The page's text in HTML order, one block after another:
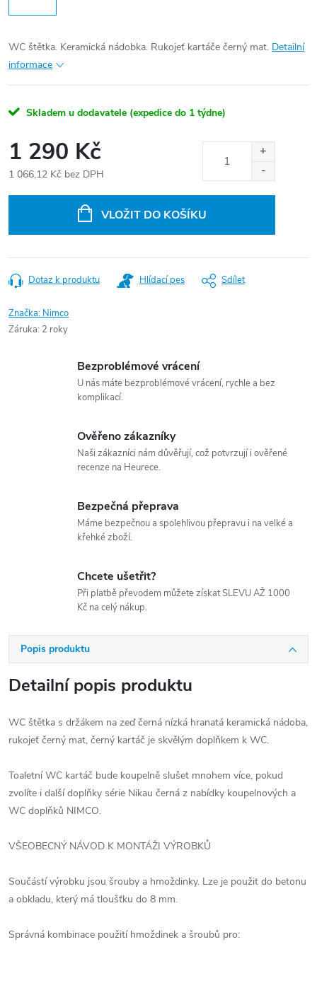
WC štětka. Keramická nádobka. Rukojeť kartáče černý mat. Detailní
informace
Skladem u dodavatele (expedice do 1 týdne)
1 290 Kč
1 066,12 Kč bez DPH
VLOŽIT DO KOŠÍKU
Dotaz k produktu Hlídací pes Sdílet
Značka: Nimco
Záruka: 2 roky
Bezproblémové vrácení
U nás máte bezproblémové vrácení, rychle a bez
komplikací.
Ověřeno zákazníky
Naši zákazníci nám důvěřují, což potvrzují i ověřené
recenze na Heurece.
Bezpečná přeprava
Máme bezpečnou a spolehlivou přepravu i na velké a
křehké zboží.
Chcete ušetřit?
Při platbě převodem můžete získat SLEVU AŽ 1000
Kč na celý nákup.
Popis produktu
Detailní popis produktu
WC štětka s držákem na zeď černá nízká hranatá keramická nádoba,
rukojeť černý mat, černý kartáč je skvělým doplňkem k WC.
Toaletní WC kartáč bude koupelně slušet mnohem více, pokud
zvolíte i další doplňky série Nikau černá z nabídky koupelnových a
WC doplňků NIMCO.
VŠEOBECNÝ NÁVOD K MONTÁŽI VÝROBKŮ
Součástí výrobku jsou šrouby a hmoždinky. Lze je použit do betonu
a obkladu, který má tloušťku do 8 mm.
Správná kombinace použití hmoždinek a šroubů pro: